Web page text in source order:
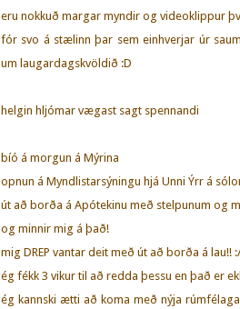
eru nokkuð margar myndir og videoklippur
fór svo á stælinn þar sem einhverjar úr
um laugardagskvöldið :D
helgin hljómar vægast sagt spennandi
bíó á morgun á Mýrina
opnun á Myndlistarsýningu hjá Unni Ýrr á
út að borða á Apótekinu með stelpunum og
og minnir mig á það!
mig DREP vantar deit með út að borða á lau!!
ég fékk 3 vikur til að redda þessu en það er
ég kannski ætti að koma með nýja